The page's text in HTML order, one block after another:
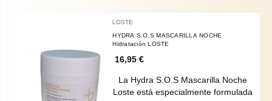
LOSTE
HYDRA S.O.S MASCARILLA NOCHE
Hidratación LOSTE
16,95 €
La Hydra S.O.S Mascarilla Noche
Loste está especialmente formulada